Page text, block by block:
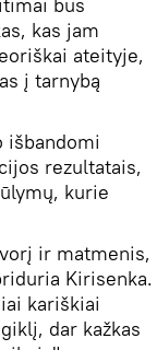
kas jam
ateityje,
į tarnybą
išbandomi
rezultatais,
kurie
ir matmenis,
Kirisenka.
kariškiai
dar kažkas